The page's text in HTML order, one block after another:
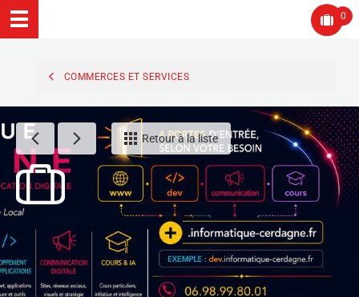
0
COMMERCES ET SERVICES
Retour à la liste